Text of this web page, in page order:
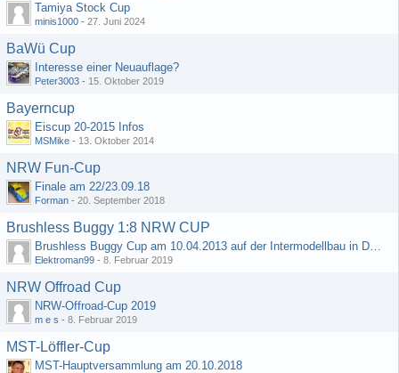
Tamiya Stock Cup
minis1000 - 27. Juni 2024
BaWü Cup
Interesse einer Neuauflage?
Peter3003 - 15. Oktober 2019
Bayerncup
Eiscup 20-2015 Infos
MSMike - 13. Oktober 2014
NRW Fun-Cup
Finale am 22/23.09.18
Forman - 20. September 2018
Brushless Buggy 1:8 NRW CUP
Brushless Buggy Cup am 10.04.2013 auf der Intermodellbau in Dortmund
Elektroman99 - 8. Februar 2019
NRW Offroad Cup
NRW-Offroad-Cup 2019
m e s - 8. Februar 2019
MST-Löffler-Cup
MST-Hauptversammlung am 20.10.2018